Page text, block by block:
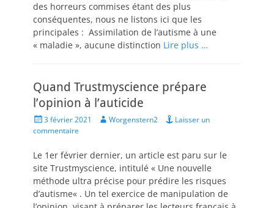
des horreurs commises étant des plus
conséquentes, nous ne listons ici que les
principales : Assimilation de l’autisme à une
« maladie », aucune distinction Lire plus …
Quand Trustmyscience prépare
l’opinion à l’auticide
Posted
on
3 février 2021 AuthorWorgenstern2
Laisser un
commentaire
Le 1er février dernier, un article est paru sur le
site Trustmyscience, intitulé « Une nouvelle
méthode ultra précise pour prédire les risques
d’autisme« . Un tel exercice de manipulation de